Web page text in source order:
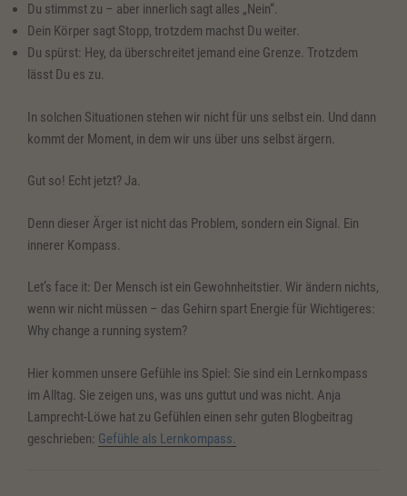
Du stimmst zu – aber innerlich sagt alles „Nein“.
Dein Körper sagt Stopp, trotzdem machst Du weiter.
Du spürst: Hey, da überschreitet jemand eine Grenze. Trotzdem
lässt Du es zu.
In solchen Situationen stehen wir nicht für uns selbst ein. Und dann
kommt der Moment, in dem wir uns über uns selbst ärgern.
Gut so! Echt jetzt? Ja.
Denn dieser Ärger ist nicht das Problem, sondern ein Signal. Ein
innerer Kompass.
Let’s face it: Der Mensch ist ein Gewohnheitstier. Wir ändern nichts,
wenn wir nicht müssen – das Gehirn spart Energie für Wichtigeres:
Why change a running system?
Hier kommen unsere Gefühle ins Spiel: Sie sind ein Lernkompass
im Alltag. Sie zeigen uns, was uns guttut und was nicht. Anja
Lamprecht-Löwe hat zu Gefühlen einen sehr guten Blogbeitrag
geschrieben: Gefühle als Lernkompass.